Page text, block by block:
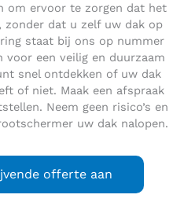
om ervoor te zorgen dat het
dat u zelf uw dak op
staat bij ons op nummer
voor een veilig en duurzaam
snel ontdekken of uw dak
of niet. Maak een afspraak
Neem geen risico’s en
uw dak nalopen.
offerte aan